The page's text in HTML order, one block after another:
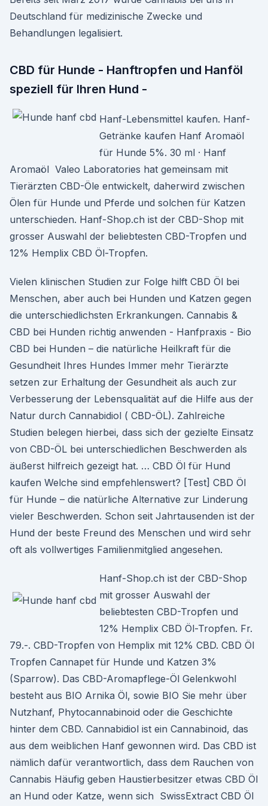
Deutschland für medizinische Zwecke und
Behandlungen legalisiert.
CBD für Hunde - Hanftropfen und Hanföl
speziell für Ihren Hund -
Hanf-Lebensmittel kaufen. Hanf-
Getränke kaufen Hanf Aromaöl
für Hunde 5%. 30 ml · Hanf
Aromaöl Valeo Laboratories hat gemeinsam mit
Tierärzten CBD-Öle entwickelt, daherwird zwischen
Ölen für Hunde und Pferde und solchen für Katzen
unterschieden. Hanf-Shop.ch ist der CBD-Shop mit
grosser Auswahl der beliebtesten CBD-Tropfen und
12% Hemplix CBD Öl-Tropfen.
Vielen klinischen Studien zur Folge hilft CBD Öl bei
Menschen, aber auch bei Hunden und Katzen gegen
die unterschiedlichsten Erkrankungen. Cannabis &
CBD bei Hunden richtig anwenden - Hanfpraxis - Bio
CBD bei Hunden – die natürliche Heilkraft für die
Gesundheit Ihres Hundes Immer mehr Tierärzte
setzen zur Erhaltung der Gesundheit als auch zur
Verbesserung der Lebensqualität auf die Hilfe aus der
Natur durch Cannabidiol ( CBD-ÖL). Zahlreiche
Studien belegen hierbei, dass sich der gezielte Einsatz
von CBD-ÖL bei unterschiedlichen Beschwerden als
äußerst hilfreich gezeigt hat. … CBD Öl für Hund
kaufen Welche sind empfehlenswert? [Test] CBD Öl
für Hunde – die natürliche Alternative zur Linderung
vieler Beschwerden. Schon seit Jahrtausenden ist der
Hund der beste Freund des Menschen und wird sehr
oft als vollwertiges Familienmitglied angesehen.
Hanf-Shop.ch ist der CBD-Shop
mit grosser Auswahl der
beliebtesten CBD-Tropfen und
12% Hemplix CBD Öl-Tropfen. Fr.
79.-. CBD-Tropfen von Hemplix mit 12% CBD. CBD Öl
Tropfen Cannapet für Hunde und Katzen 3%
(Sparrow). Das CBD-Aromapflege-Öl Gelenkwohl
besteht aus BIO Arnika Öl, sowie BIO Sie mehr über
Nutzhanf, Phytocannabinoid oder die Geschichte
hinter dem CBD. Cannabidiol ist ein Cannabinoid, das
aus dem weiblichen Hanf gewonnen wird. Das CBD ist
nämlich dafür verantwortlich, dass dem Rauchen von
Cannabis Häufig geben Haustierbesitzer etwas CBD Öl
an Hund oder Katze, wenn sich SwissExtract CBD Öl